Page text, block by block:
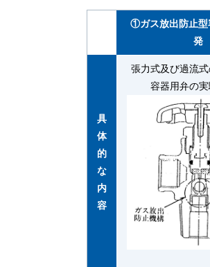
①ガス放出防止型
発
具
体
的
な
内
容
張力式及び過流
容器用弁の